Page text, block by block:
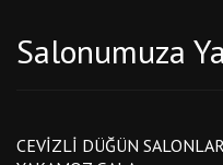
Maltepe Kapalı Düğün